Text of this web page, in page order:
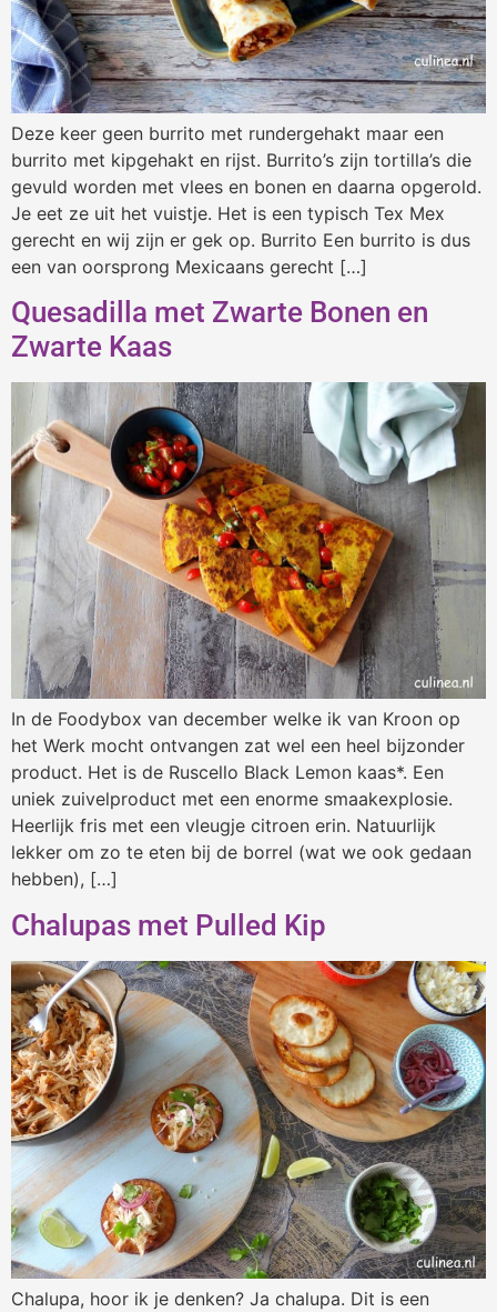
Deze keer geen burrito met rundergehakt maar een
burrito met kipgehakt en rijst. Burrito’s zijn tortilla’s die
gevuld worden met vlees en bonen en daarna opgerold.
Je eet ze uit het vuistje. Het is een typisch Tex Mex
gerecht en wij zijn er gek op. Burrito Een burrito is dus
een van oorsprong Mexicaans gerecht […]
Quesadilla met Zwarte Bonen en
Zwarte Kaas
In de Foodybox van december welke ik van Kroon op
het Werk mocht ontvangen zat wel een heel bijzonder
product. Het is de Ruscello Black Lemon kaas*. Een
uniek zuivelproduct met een enorme smaakexplosie.
Heerlijk fris met een vleugje citroen erin. Natuurlijk
lekker om zo te eten bij de borrel (wat we ook gedaan
hebben), […]
Chalupas met Pulled Kip
Chalupa, hoor ik je denken? Ja chalupa. Dit is een